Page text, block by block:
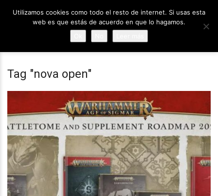
Tag "nova open"
Utilizamos cookies como todo el resto de internet. Si usas esta
web es que estás de acuerdo en que lo hagamos.